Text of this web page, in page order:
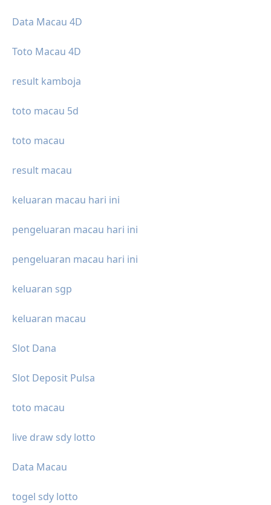
Data Macau 4D
Toto Macau 4D
result kamboja
toto macau 5d
toto macau
result macau
keluaran macau hari ini
pengeluaran macau hari ini
pengeluaran macau hari ini
keluaran sgp
keluaran macau
Slot Dana
Slot Deposit Pulsa
toto macau
live draw sdy lotto
Data Macau
togel sdy lotto